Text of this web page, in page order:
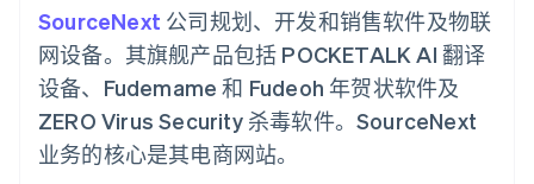
上
Authorization
Boost
支付成功率优
Link
加速结账
税自动化
Revenue
Recognition
会计自动化
Stripe Sigma
自定义报告
Data Pipeline
数据同步
全球化企业
应用内支付
交易市场
资金管理
平台
SaaS
管理订阅
提供按用量计费
发行稳定币支持的支付卡
通过智能体配置和管理服
务
公司
产品路线图
Sessions 年度大会
招聘
SourceNext 公司规划、开发和销售软件及物联
网设备。其旗舰产品包括 POCKETALK AI 翻译
设备、Fudemame 和 Fudeoh 年贺状软件及
ZERO Virus Security 杀毒软件。SourceNext
业务的核心是其电商网站。